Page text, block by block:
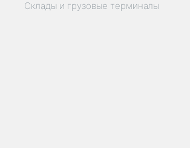
Склады и грузовые терминалы